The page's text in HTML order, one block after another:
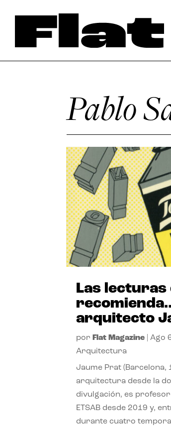
Pablo
Las lecturas
arquitecto
por Flat Magazine |Ago
Arquitectura
Jaume Prat (Barcelona,
arquitectura desde la
divulgación, es
ETSAB desde 2019 y,
durante cuatro